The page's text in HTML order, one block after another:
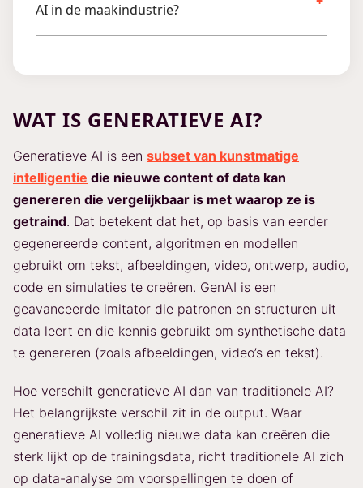
AI in de maakindustrie?
WAT IS GENERATIEVE AI?
Generatieve AI is een subset van kunstmatige
intelligentie die nieuwe content of data kan
genereren die vergelijkbaar is met waarop ze is
getraind. Dat betekent dat het, op basis van eerder
gegenereerde content, algoritmen en modellen
gebruikt om tekst, afbeeldingen, video, ontwerp, audio,
code en simulaties te creëren. GenAI is een
geavanceerde imitator die patronen en structuren uit
data leert en die kennis gebruikt om synthetische data
te genereren (zoals afbeeldingen, video’s en tekst).
Hoe verschilt generatieve AI dan van traditionele AI?
Het belangrijkste verschil zit in de output. Waar
generatieve AI volledig nieuwe data kan creëren die
sterk lijkt op de trainingsdata, richt traditionele AI zich
op data-analyse om voorspellingen te doen of